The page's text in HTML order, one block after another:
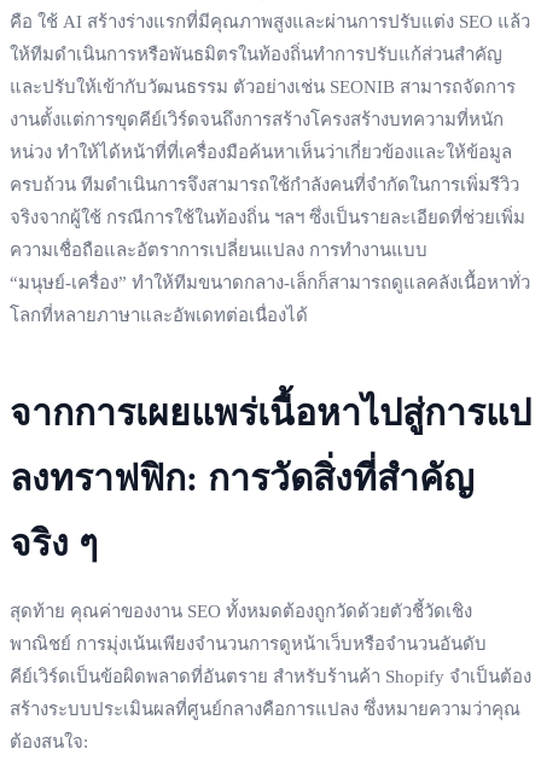
คือ ใช้ AI สร้างร่างแรกที่มีคุณภาพสูงและผ่านการปรับแต่ง SEO แล้ว
ให้ทีมดำเนินการหรือพันธมิตรในท้องถิ่นทำการปรับแก้ส่วนสำคัญ
และปรับให้เข้ากับวัฒนธรรม ตัวอย่างเช่น SEONIB สามารถจัดการ
งานตั้งแต่การขุดคีย์เวิร์ดจนถึงการสร้างโครงสร้างบทความที่หนัก
หน่วง ทำให้ได้หน้าที่ที่เครื่องมือค้นหาเห็นว่าเกี่ยวข้องและให้ข้อมูล
ครบถ้วน ทีมดำเนินการจึงสามารถใช้กำลังคนที่จำกัดในการเพิ่มรีวิว
จริงจากผู้ใช้ กรณีการใช้ในท้องถิ่น ฯลฯ ซึ่งเป็นรายละเอียดที่ช่วยเพิ่ม
ความเชื่อถือและอัตราการเปลี่ยนแปลง การทำงานแบบ
“มนุษย์‑เครื่อง” ทำให้ทีมขนาดกลาง‑เล็กก็สามารถดูแลคลังเนื้อหาทั่ว
โลกที่หลายภาษาและอัพเดทต่อเนื่องได้
จากการเผยแพร่เนื้อหาไปสู่การแป
ลงทราฟฟิก: การวัดสิ่งที่สำคัญ
จริง ๆ
สุดท้าย คุณค่าของงาน SEO ทั้งหมดต้องถูกวัดด้วยตัวชี้วัดเชิง
พาณิชย์ การมุ่งเน้นเพียงจำนวนการดูหน้าเว็บหรือจำนวนอันดับ
คีย์เวิร์ดเป็นข้อผิดพลาดที่อันตราย สำหรับร้านค้า Shopify จำเป็นต้อง
สร้างระบบประเมินผลที่ศูนย์กลางคือการแปลง ซึ่งหมายความว่าคุณ
ต้องสนใจ: